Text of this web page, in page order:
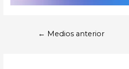
← Medios anterior